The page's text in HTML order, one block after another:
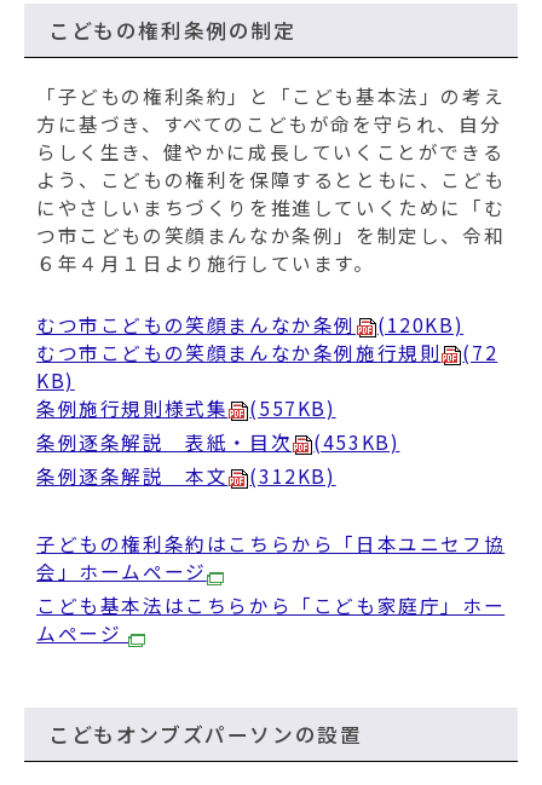
こどもの権利条例の制定
「子どもの権利条約」と「こども基本法」の考え
方に基づき、すべてのこどもが命を守られ、自分
らしく生き、健やかに成長していくことができる
よう、こどもの権利を保障するとともに、こども
にやさしいまちづくりを推進していくために「む
つ市こどもの笑顔まんなか条例」を制定し、令和
６年４月１日より施行しています。
むつ市こどもの笑顔まんなか条例
(120KB)
むつ市こどもの笑顔まんなか条例施行規則
(72
KB)
条例施行規則様式集
(557KB)
条例逐条解説 表紙・目次
(453KB)
条例逐条解説 本文
(312KB)
子どもの権利条約はこちらから「日本ユニセフ協
会」ホームページ
こども基本法はこちらから「こども家庭庁」ホー
ムページ
こどもオンブズパーソンの設置